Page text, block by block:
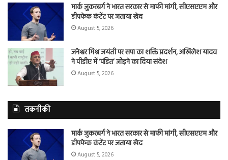
मार्क जुकरबर्ग ने भारत सरकार से माफी मांगी, सीएसएएम और
डीपफेक कंटेंट पर जताया खेद
August 5, 2026
जनेश्वर मिश्र जयंती पर सपा का शक्ति प्रदर्शन, अखिलेश यादव
ने पीडीए में ‘पंडित’ जोड़ने का दिया संदेश
August 5, 2026
तकनीकी
मार्क जुकरबर्ग ने भारत सरकार से माफी मांगी, सीएसएएम और
डीपफेक कंटेंट पर जताया खेद
August 5, 2026